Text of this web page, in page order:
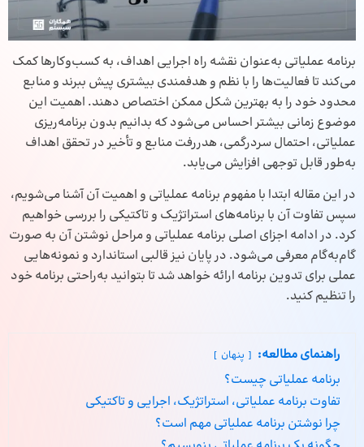
برنامه عملیاتی به‌عنوان نقشه راه اجرایی اهداف، به کسب‌وکارها کمک
می‌کند تا فعالیت‌ها را با نظم و هدفمندی بیشتری پیش ببرند و منابع
محدود خود را به بهترین شکل ممکن اختصاص دهند. اهمیت این
موضوع زمانی بیشتر احساس می‌شود که بدانیم بدون برنامه‌ریزی
عملیاتی، احتمال سردرگمی، هدررفت منابع و تأخیر در تحقق اهداف
به‌طور قابل توجهی افزایش می‌یابد.
در این مقاله ابتدا با مفهوم برنامه عملیاتی و اهمیت آن آشنا می‌شویم،
سپس تفاوت آن با برنامه‌های استراتژیک و تاکتیکی را بررسی خواهیم
کرد. در ادامه اجزای اصلی برنامه عملیاتی و مراحل نوشتن آن به صورت
گام‌به‌گام معرفی می‌شود. در پایان نیز قالبی استاندارد و نمونه‌هایی
عملی برای تدوین برنامه ارائه خواهد شد تا بتوانید به‌راحتی برنامه خود
را تنظیم کنید.
راهنمای مطالعه: پنهان
برنامه عملیاتی چیست؟
تفاوت برنامه عملیاتی، استراتژیک، اجرایی و تاکتیکی
چرا نوشتن برنامه عملیاتی مهم است؟